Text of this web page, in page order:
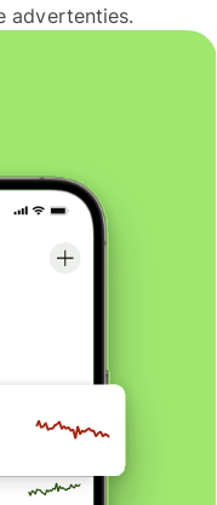
advertenties.